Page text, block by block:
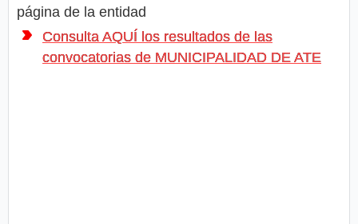
página de la entidad
Consulta AQUÍ los resultados de las
convocatorias de MUNICIPALIDAD DE ATE